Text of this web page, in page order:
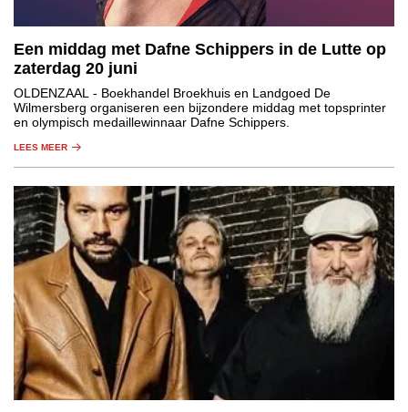
Een middag met Dafne Schippers in de Lutte op
zaterdag 20 juni
OLDENZAAL - Boekhandel Broekhuis en Landgoed De
Wilmersberg organiseren een bijzondere middag met topsprinter
en olympisch medaillewinnaar Dafne Schippers.
LEES MEER